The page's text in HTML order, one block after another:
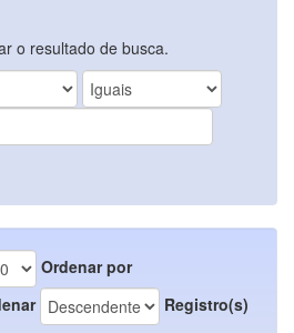
o resultado de busca.
Ordenar por
Registro(s)